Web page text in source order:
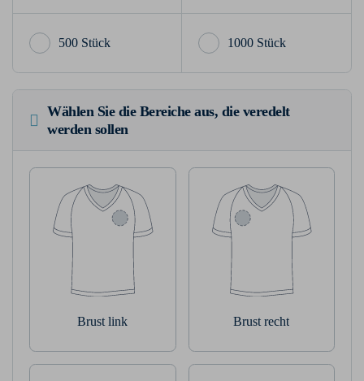
500 Stück 1000 Stück
Wählen Sie die Bereiche aus, die veredelt
werden sollen
Brust link Brust recht